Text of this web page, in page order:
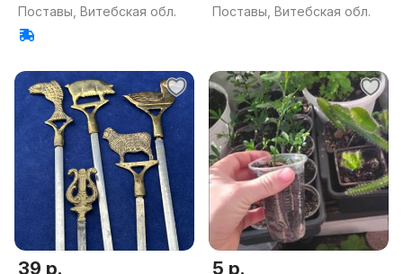
Поставы, Витебская обл. Поставы, Витебская обл.
39 р. 5 р.